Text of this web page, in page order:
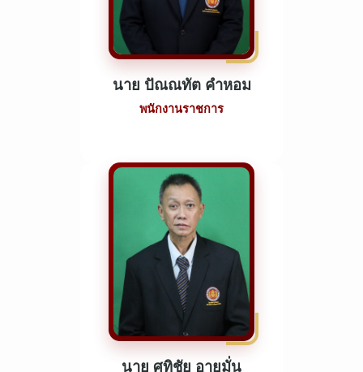
นาย ปัณณทัต คำหอม
พนักงานราชการ
นาย ศุทิชัย อายุมั่น